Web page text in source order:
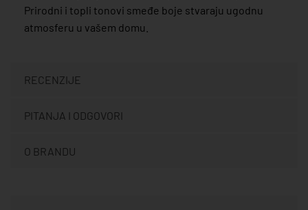
Prirodni i topli tonovi smeđe boje stvaraju ugodnu
atmosferu u vašem domu.
RECENZIJE
PITANJA I ODGOVORI
O BRANDU